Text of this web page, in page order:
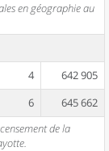
en géographie au
4
642 905
6
645 662
de la